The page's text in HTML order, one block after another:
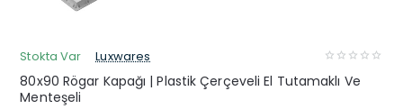
Stokta Var Luxwares
80x90 Rögar Kapağı | Plastik Çerçeveli El Tutamaklı Ve
Menteşeli